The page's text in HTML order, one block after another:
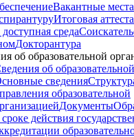
Вакантные
Итоговая
среда
Докторантура
об образовательной
об
сведения
образовательной
Документы
действия